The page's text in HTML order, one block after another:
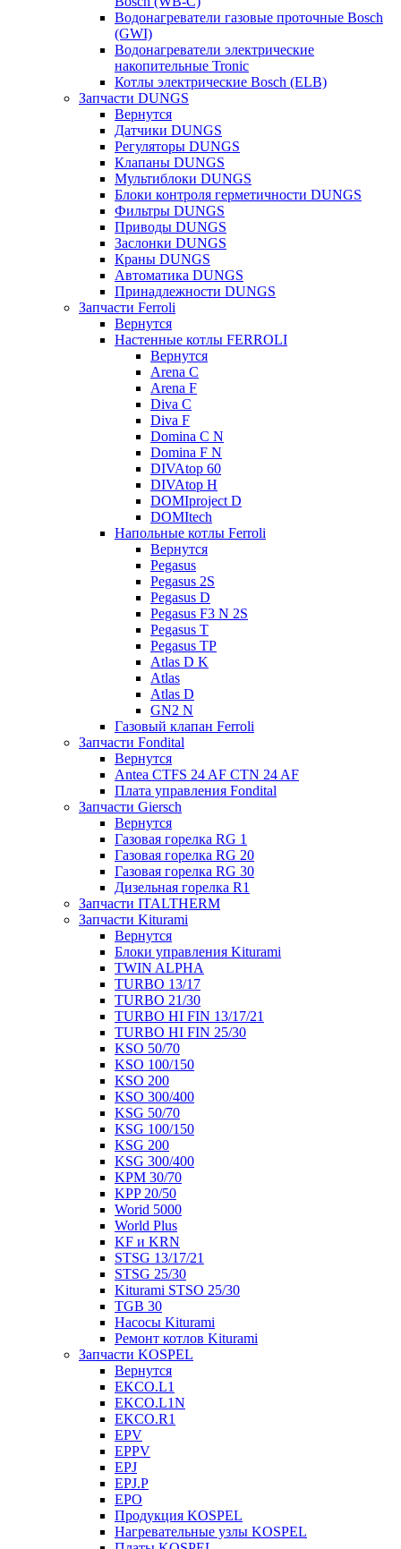
Водонагреватели газовые проточные Bosch
(GWI)
Водонагреватели электрические
накопительные Tronic
Котлы электрические Bosch (ELB)
Запчасти DUNGS
Вернутся
Датчики DUNGS
Регуляторы DUNGS
Клапаны DUNGS
Мультиблоки DUNGS
Блоки контроля герметичности DUNGS
Фильтры DUNGS
Приводы DUNGS
Заслонки DUNGS
Краны DUNGS
Автоматика DUNGS
Принадлежности DUNGS
Запчасти Ferroli
Вернутся
Настенные котлы FERROLI
Вернутся
Arena C
Arena F
Diva C
Diva F
Domina C N
Domina F N
DIVAtop 60
DIVAtop H
DOMIproject D
DOMItech
Напольные котлы Ferroli
Вернутся
Pegasus
Pegasus 2S
Pegasus D
Pegasus F3 N 2S
Pegasus T
Pegasus TP
Atlas D K
Atlas
Atlas D
GN2 N
Газовый клапан Ferroli
Запчасти Fondital
Вернутся
Antea CTFS 24 AF CTN 24 AF
Плата управления Fondital
Запчасти Giersch
Вернутся
Газовая горелка RG 1
Газовая горелка RG 20
Газовая горелка RG 30
Дизельная горелка R1
Запчасти ITALTHERM
Запчасти Kiturami
Вернутся
Блоки управления Kiturami
TWIN ALPHA
TURBO 13/17
TURBO 21/30
TURBO HI FIN 13/17/21
TURBO HI FIN 25/30
KSO 50/70
KSO 100/150
KSO 200
KSO 300/400
KSG 50/70
KSG 100/150
KSG 200
KSG 300/400
KPM 30/70
KPP 20/50
Worid 5000
World Plus
KF и KRN
STSG 13/17/21
STSG 25/30
Kiturami STSO 25/30
TGB 30
Насосы Kiturami
Ремонт котлов Kiturami
Запчасти KOSPEL
Вернутся
EKCO.L1
EKCO.L1N
EKCO.R1
EPV
EPPV
EPJ
EPJ.P
EPO
Продукция KOSPEL
Нагревательные узлы KOSPEL